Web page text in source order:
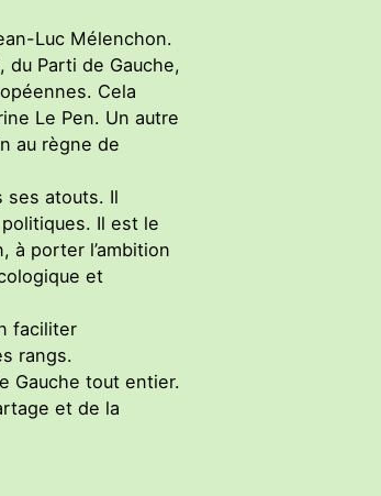
Luc Mélenchon.
du Parti de Gauche,
Cela
Le Pen. Un autre
au règne de
ses atouts. Il
Il est le
à porter l’ambition
et
faciliter
rangs.
Gauche tout entier.
et de la